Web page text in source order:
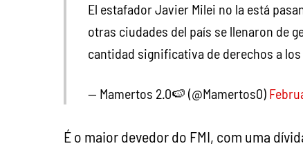
El estafador Javier Milei no la está
otras ciudades del país se llenaron de
cantidad significativa de derechos a
— Mamertos 2.0🍉 (@Mamertos0)
É o maior devedor do FMI, com uma